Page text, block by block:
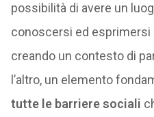
possibilità di avere un
conoscersi ed esprimersi
creando un contesto di
l’altro, un elemento
tutte le barriere sociali